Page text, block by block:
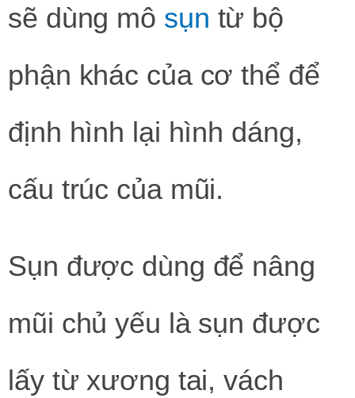
sẽ dùng mô sụn từ bộ
phận khác của cơ thể để
định hình lại hình dáng,
cấu trúc của mũi.
Sụn được dùng để nâng
mũi chủ yếu là sụn được
lấy từ xương tai, vách